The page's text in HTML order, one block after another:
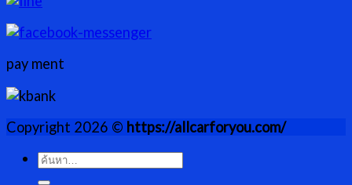
pay ment
Copyright 2026 © https://allcarforyou.com/
ค้นหา: